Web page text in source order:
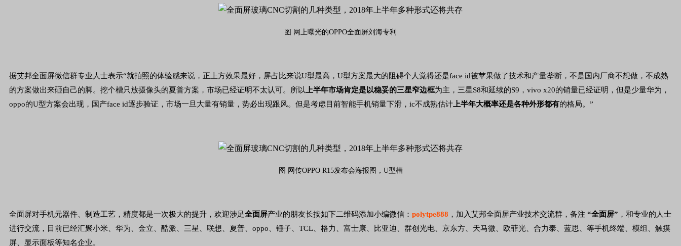
图 网上曝光的OPPO全面屏刘海专利
据艾邦全面屏微信群专业人士表示“就拍照的体验感来说，正上方效果最好，屏占比来说U型最高，U型方案最大的阻碍个人觉得还是face id被苹果做了技术和产量垄断，不是国内厂商不想做，不成熟
的方案做出来砸自己的脚。挖个槽只放摄像头的夏普方案，市场已经证明不太认可。所以
上半年市场肯定是以稳妥的三星窄边框为主，三星S8和延续的S9，vivo x20的销量已经证明，但是少量华为，
oppo的U型方案会出现，国产face id逐步验证，市场一旦大量有销量，势必出现跟风。但是考虑目前智能手机销量下滑，ic不成熟估计 上半年大概率还是各种外形都有的格局。”
图 网传OPPO R15发布会海报图，U型槽
全面屏对手机元器件、制造工艺，精度都是一次极大的提升，欢迎涉足全面屏产业的朋友长按如下二维码添加小编微信： polytpe888 ，加入艾邦全面屏产业技术交流群，备注 “全面屏” ，和专业的人士
进行交流，目前已经汇聚小米、华为、金立、酷派、三星、联想、夏普、oppo、锤子、TCL、格力、富士康、比亚迪、群创光电、京东方、天马微、欧菲光、合力泰、蓝思、等手机终端、模组、触摸
屏、显示面板等知名企业。